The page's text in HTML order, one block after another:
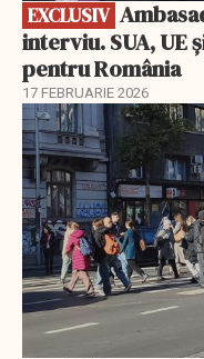
EXCLUSIV
interviu. SUA, UE
pentru România
17 FEBRUARIE 2026